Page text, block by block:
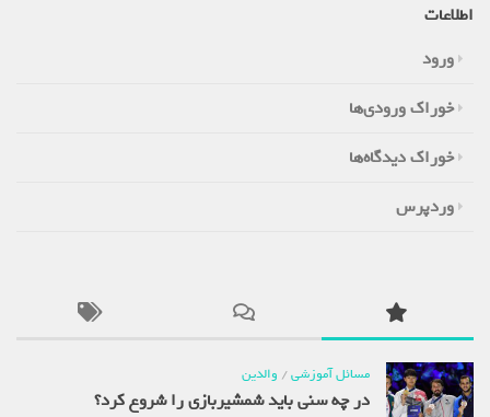
اطلاعات
ورود
خوراک ورودی‌ها
خوراک دیدگاه‌ها
وردپرس
مسائل آموزشی/ والدین
در چه سنی باید شمشیربازی را شروع کرد؟